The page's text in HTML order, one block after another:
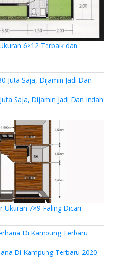
6×12 Terbaik dan
Saja, Dijamin Jadi Dan Indah
Ukuran 7×9 Paling Dicari
Di Kampung Terbaru 2020